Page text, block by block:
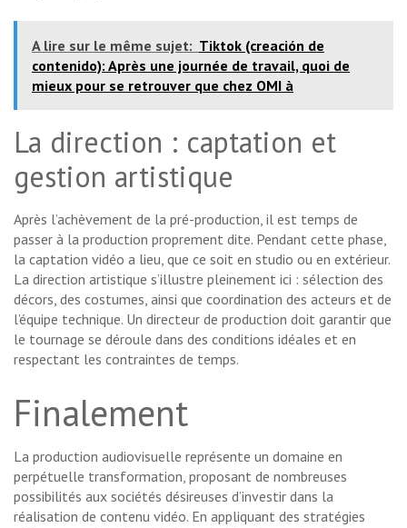
A lire sur le même sujet: Tiktok (creación de
contenido): Après une journée de travail, quoi de
mieux pour se retrouver que chez OMI à
La direction : captation et
gestion artistique
Après l’achèvement de la pré-production, il est temps de
passer à la production proprement dite. Pendant cette phase,
la captation vidéo a lieu, que ce soit en studio ou en extérieur.
La direction artistique s’illustre pleinement ici : sélection des
décors, des costumes, ainsi que coordination des acteurs et de
l’équipe technique. Un directeur de production doit garantir que
le tournage se déroule dans des conditions idéales et en
respectant les contraintes de temps.
Finalement
La production audiovisuelle représente un domaine en
perpétuelle transformation, proposant de nombreuses
possibilités aux sociétés désireuses d’investir dans la
réalisation de contenu vidéo. En appliquant des stratégies